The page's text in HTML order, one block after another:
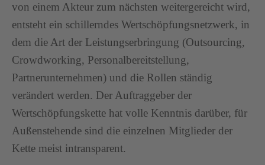
von einem Akteur zum nächsten weitergereicht wird,
entsteht ein schillerndes Wertschöpfungsnetzwerk, in
dem die Art der Leistungserbringung (Outsourcing,
Crowdworking, Personalbereitstellung,
Partnerunternehmen) und die Rollen ständig
verändert werden. Der Auftraggeber der
Wertschöpfungskette hat volle Kenntnis darüber, für
Außenstehende sind die einzelnen Mitglieder der
Kette meist intransparent.